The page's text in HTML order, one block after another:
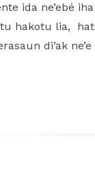
ida ne’ebé
hakotu lia,
di’ak